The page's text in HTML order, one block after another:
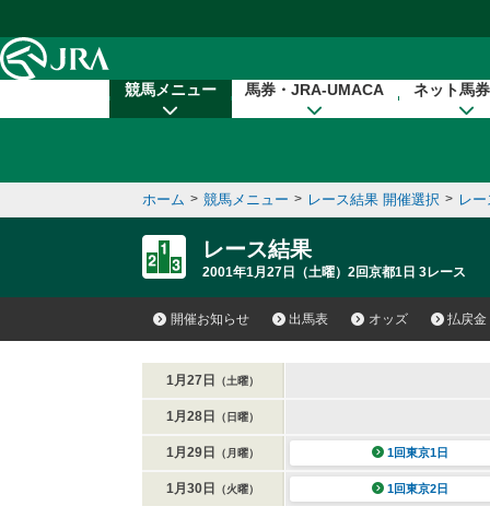
競馬メニュー 馬券・JRA-UMACA ネット馬
ホーム > 競馬メニュー > レース結果 開催選択 > レ
レース結果
2001年1月27日（土曜）2回京都1日 3レース
開催お知らせ 出馬表 オッズ 払戻金
1月27日 （土曜）
1月28日 （日曜）
1月29日 （月曜） 1回東京1日
1月30日 （火曜） 1回東京2日